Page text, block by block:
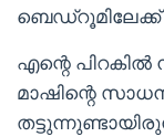
എന്റെ പിറകിൽ
മാഷിന്റെ